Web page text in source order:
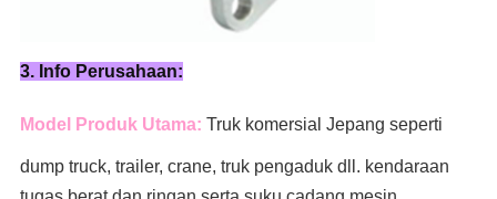
3. Info Perusahaan:
Model Produk Utama: Truk komersial Jepang seperti
dump truck, trailer, crane, truk pengaduk dll. kendaraan